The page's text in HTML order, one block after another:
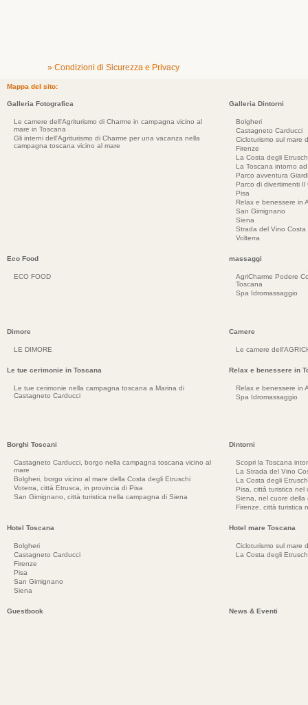
» Condizioni di Sicurezza e Privacy
Mappa del sito:
Galleria Fotografica
Le camere dell'Agriturismo di Charme in campagna vicino al
mare in Toscana
Gli interni dell'Agriturismo di Charme per una vacanza nella
campagna toscana vicino al mare
Galleria Dintorni
Bolgheri
Castagneto Carducci
Cicloturismo sul mare
Firenze
La Costa degli
La Toscana intorno
Parco avventura
Parco di divertimenti Il
Pisa
Relax e benessere in
San Gimignano
Siena
Strada del Vino Costa
Volterra
Eco Food
ECO FOOD
massaggi
AgriCharme Podere
Toscana
Spa Idromassaggio
Dimore
LE DIMORE
Camere
Le camere
Le tue cerimonie in Toscana
Le tue cerimonie nella campagna toscana a Marina di
Castagneto Carducci
Relax e benessere in
Relax e benessere in
Spa Idromassaggio
Borghi Toscani
Castagneto Carducci, borgo nella campagna toscana vicino al
mare
Bolgheri, borgo vicino al mare della Costa degli Etruschi
Voterra, città Etrusca, in provincia di Pisa
San Gimignano, città turistica nella campagna di Siena
Dintorni
Scopri la Toscana
La Strada del Vino
La Costa degli
Pisa, città turistica nel
Siena, nel cuore della
Firenze, città turistica
Hotel Toscana
Bolgheri
Castagneto Carducci
Firenze
Pisa
San Gimignano
Siena
Hotel mare Toscana
Cicloturismo sul mare
La Costa degli
Guestbook News & Eventi